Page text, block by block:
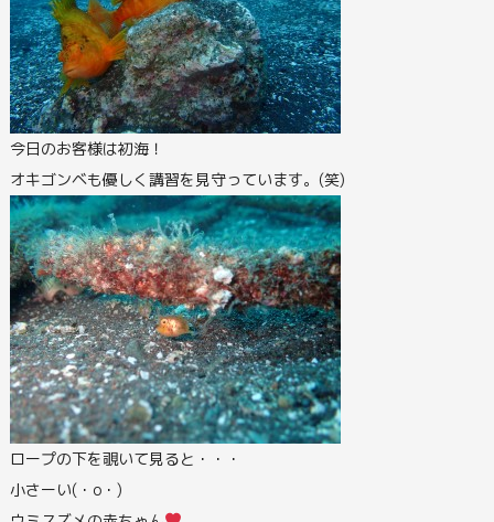
今日のお客様は初海！
オキゴンベも優しく講習を見守っています。(笑)
ロープの下を覗いて見ると・・・
小さーい(・o・)